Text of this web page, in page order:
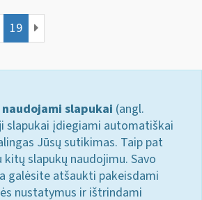
19
slapukai (angl.
slapukai įdiegiami automatiškai
Jūsų sutikimas. Taip pat
slapukų naudojimu. Savo
galėsite atšaukti pakeisdami
nustatymus ir ištrindami